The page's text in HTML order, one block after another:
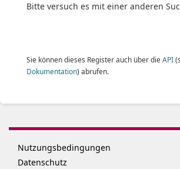
Bitte versuch es mit einer anderen
Sie können dieses Register auch über die API
Dokumentation) abrufen.
Nutzungsbedingungen
Datenschutz